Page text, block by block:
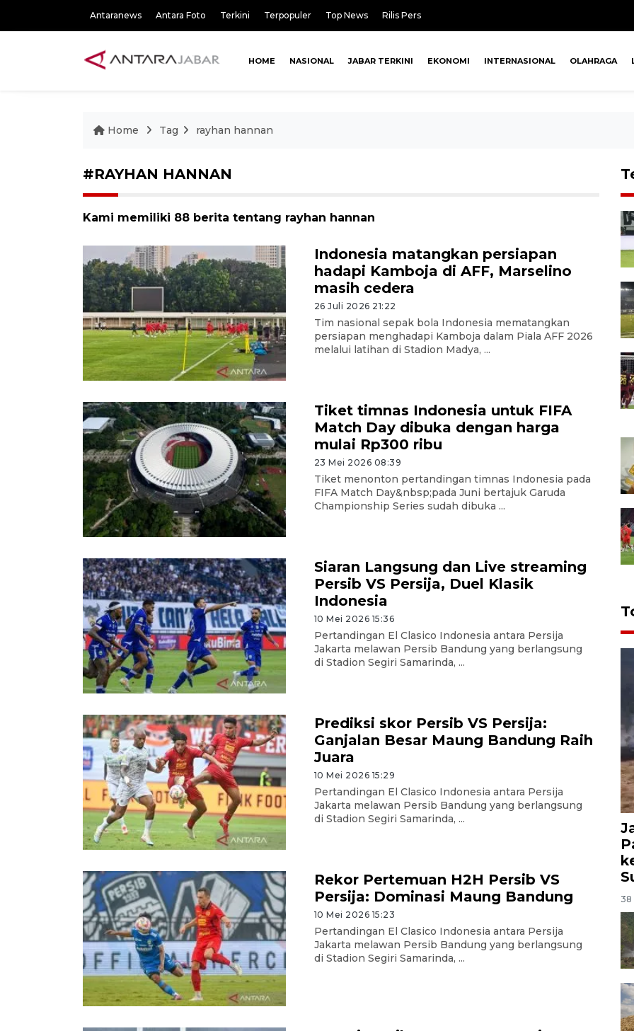
Antaranews Antara Foto Terkini Terpopuler Top News Rilis Pers
HOME NASIONAL JABAR TERKINI EKONOMI INTERNASIONAL OLAHRAGA
Home Tag rayhan hannan
#RAYHAN HANNAN
Kami memiliki 88 berita tentang rayhan hannan
Indonesia matangkan persiapan
hadapi Kamboja di AFF, Marselino
masih cedera
26 Juli 2026 21:22
Tim nasional sepak bola Indonesia mematangkan
persiapan menghadapi Kamboja dalam Piala AFF 2026
melalui latihan di Stadion Madya, ...
Tiket timnas Indonesia untuk FIFA
Match Day dibuka dengan harga
mulai Rp300 ribu
23 Mei 2026 08:39
Tiket menonton pertandingan timnas Indonesia pada
FIFA Match Day&nbsp;pada Juni bertajuk Garuda
Championship Series sudah dibuka ...
Siaran Langsung dan Live streaming
Persib VS Persija, Duel Klasik
Indonesia
10 Mei 2026 15:36
Pertandingan El Clasico Indonesia antara Persija
Jakarta melawan Persib Bandung yang berlangsung
di Stadion Segiri Samarinda, ...
Prediksi skor Persib VS Persija:
Ganjalan Besar Maung Bandung Raih
Juara
10 Mei 2026 15:29
Pertandingan El Clasico Indonesia antara Persija
Jakarta melawan Persib Bandung yang berlangsung
di Stadion Segiri Samarinda, ...
Rekor Pertemuan H2H Persib VS
Persija: Dominasi Maung Bandung
10 Mei 2026 15:23
Pertandingan El Clasico Indonesia antara Persija
Jakarta melawan Persib Bandung yang berlangsung
di Stadion Segiri Samarinda, ...
38